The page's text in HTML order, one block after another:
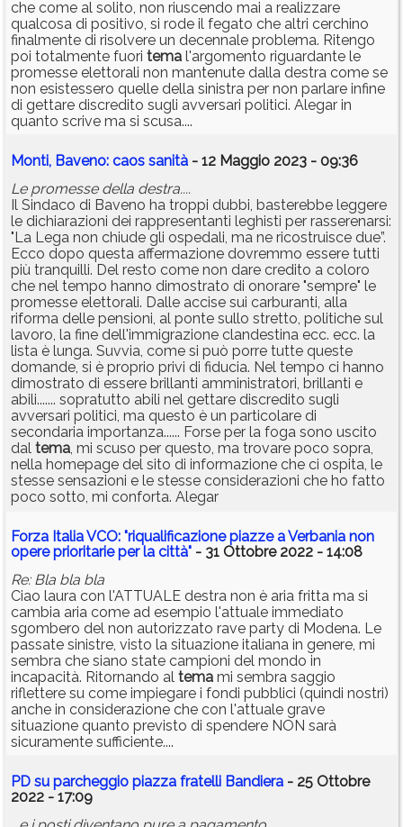
che come al solito, non riuscendo mai a realizzare
qualcosa di positivo, si rode il fegato che altri cerchino
finalmente di risolvere un decennale problema. Ritengo
poi totalmente fuori tema l'argomento riguardante le
promesse elettorali non mantenute dalla destra come se
non esistessero quelle della sinistra per non parlare infine
di gettare discredito sugli avversari politici. Alegar in
quanto scrive ma si scusa....
Monti, Baveno: caos sanità - 12 Maggio 2023 - 09:36
Le promesse della destra....
Il Sindaco di Baveno ha troppi dubbi, basterebbe leggere
le dichiarazioni dei rappresentanti leghisti per rasserenarsi:
"La Lega non chiude gli ospedali, ma ne ricostruisce due”.
Ecco dopo questa affermazione dovremmo essere tutti
più tranquilli. Del resto come non dare credito a coloro
che nel tempo hanno dimostrato di onorare "sempre" le
promesse elettorali. Dalle accise sui carburanti, alla
riforma delle pensioni, al ponte sullo stretto, politiche sul
lavoro, la fine dell'immigrazione clandestina ecc. ecc. la
lista è lunga. Suvvia, come si può porre tutte queste
domande, si è proprio privi di fiducia. Nel tempo ci hanno
dimostrato di essere brillanti amministratori, brillanti e
abili....... sopratutto abili nel gettare discredito sugli
avversari politici, ma questo è un particolare di
secondaria importanza...... Forse per la foga sono uscito
dal tema, mi scuso per questo, ma trovare poco sopra,
nella homepage del sito di informazione che ci ospita, le
stesse sensazioni e le stesse considerazioni che ho fatto
poco sotto, mi conforta. Alegar
Forza Italia VCO: "riqualificazione piazze a Verbania non
opere prioritarie per la città" - 31 Ottobre 2022 - 14:08
Re: Bla bla bla
Ciao laura con l'ATTUALE destra non è aria fritta ma si
cambia aria come ad esempio l'attuale immediato
sgombero del non autorizzato rave party di Modena. Le
passate sinistre, visto la situazione italiana in genere, mi
sembra che siano state campioni del mondo in
incapacità. Ritornando al tema mi sembra saggio
riflettere su come impiegare i fondi pubblici (quindi nostri)
anche in considerazione che con l'attuale grave
situazione quanto previsto di spendere NON sarà
sicuramente sufficiente....
PD su parcheggio piazza fratelli Bandiera - 25 Ottobre
2022 - 17:09